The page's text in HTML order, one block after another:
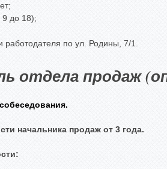
до 18);
работодателя по ул. Родины, 7/1.
отдела продаж
начальника продаж от 3 года.